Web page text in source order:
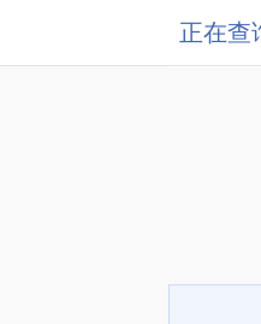
正在查